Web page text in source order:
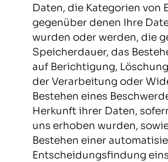
Daten, die Kategorien von
gegenüber denen Ihre
wurden oder werden, die
Speicherdauer, das
auf Berichtigung,
der Verarbeitung oder
Bestehen eines
Herkunft ihrer Daten,
uns erhoben wurden,
Bestehen einer
Entscheidungsfindung